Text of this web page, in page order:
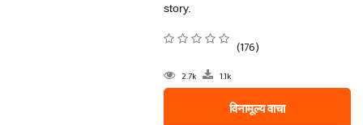
story.
(176)
2.7k 1.1k
विनामूल्य वाचा